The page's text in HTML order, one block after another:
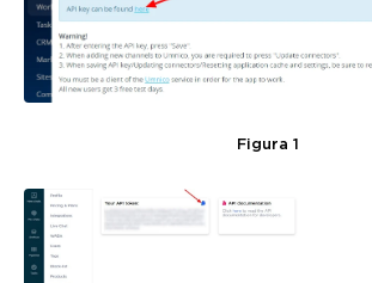
Figura 1